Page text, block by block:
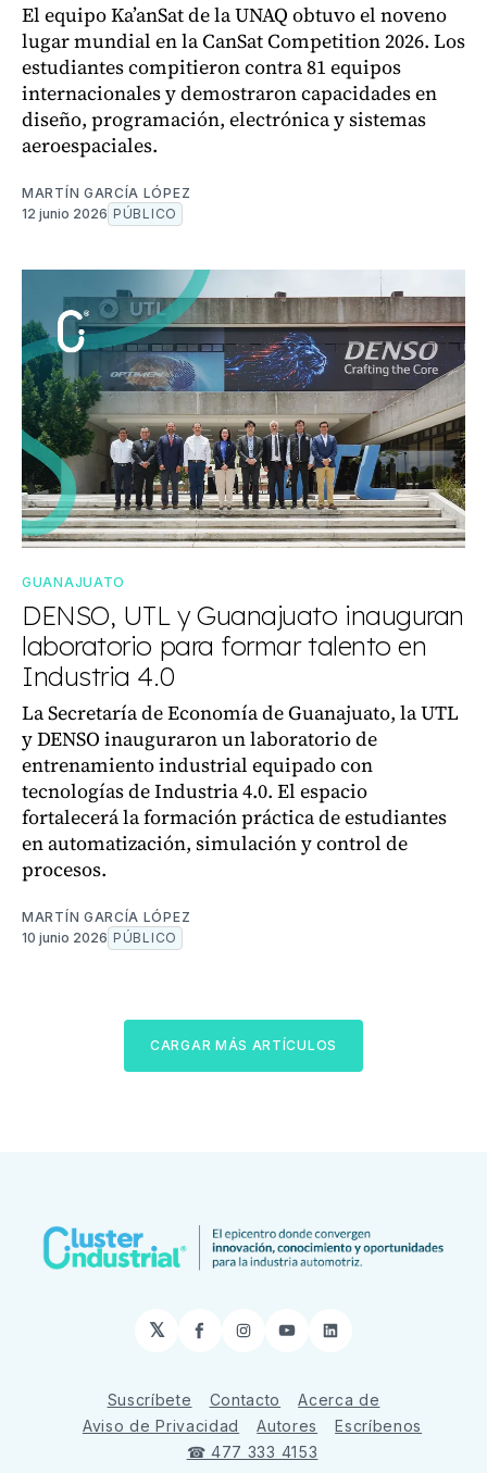
El equipo Ka’anSat de la UNAQ obtuvo el noveno
lugar mundial en la CanSat Competition 2026. Los
estudiantes compitieron contra 81 equipos
internacionales y demostraron capacidades en
diseño, programación, electrónica y sistemas
aeroespaciales.
MARTÍN GARCÍA LÓPEZ
12 junio 2026 PÚBLICO
GUANAJUATO
DENSO, UTL y Guanajuato inauguran
laboratorio para formar talento en
Industria 4.0
La Secretaría de Economía de Guanajuato, la UTL
y DENSO inauguraron un laboratorio de
entrenamiento industrial equipado con
tecnologías de Industria 4.0. El espacio
fortalecerá la formación práctica de estudiantes
en automatización, simulación y control de
procesos.
MARTÍN GARCÍA LÓPEZ
10 junio 2026 PÚBLICO
CARGAR MÁS ARTÍCULOS
𝕏 Facebook
Instagram
YouTubeLinkedIn
Suscríbete Contacto
Acerca de
Aviso de Privacidad
Autores
Escríbenos
☎ 477 333 4153